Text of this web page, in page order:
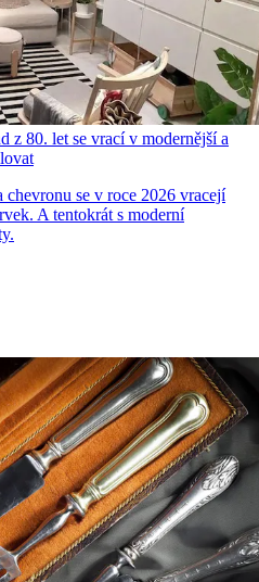
z 80. let se vrací v modernější a
chevronu se v roce 2026 vracejí
A tentokrát s moderní